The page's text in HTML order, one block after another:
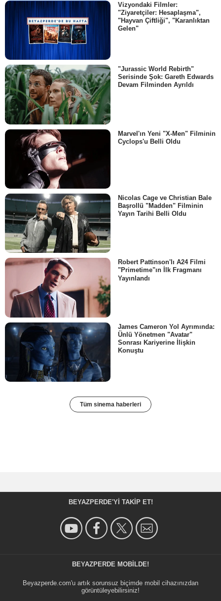
Vizyondaki Filmler:
"Ziyaretçiler: Hesaplaşma",
"Hayvan Çiftliği", "Karanlıktan
Gelen"
"Jurassic World Rebirth"
Serisinde Şok: Gareth Edwards
Devam Filminden Ayrıldı
Marvel'ın Yeni "X-Men" Filminin
Cyclops'u Belli Oldu
Nicolas Cage ve Christian Bale
Başrollü "Madden" Filminin
Yayın Tarihi Belli Oldu
Robert Pattinson'lı A24 Filmi
"Primetime"ın İlk Fragmanı
Yayınlandı
James Cameron Yol Ayrımında:
Ünlü Yönetmen "Avatar"
Sonrası Kariyerine İlişkin
Konuştu
Tüm sinema haberleri
BEYAZPERDE'YI TAKIP ET!
BEYAZPERDE MOBILDE!
Beyazperde.com'u artık sorunsuz biçimde mobil cihazınızdan
görüntüleyebilirsiniz!